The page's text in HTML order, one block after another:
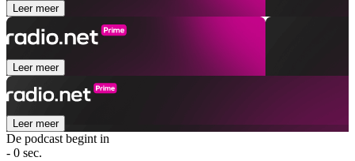
Leer meer
Leer meer
Leer meer
De podcast begint in
- 0 sec.